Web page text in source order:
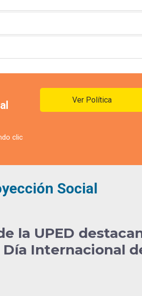
clic
Ver Política
Social
la UPED
Internacional